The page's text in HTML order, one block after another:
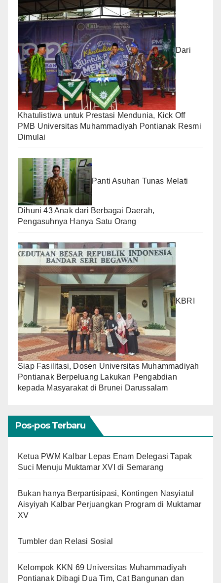
Dari
Khatulistiwa untuk Prestasi Mendunia, Kick Off
PMB Universitas Muhammadiyah Pontianak Resmi
Dimulai
Panti Asuhan Tunas Melati
Dihuni 43 Anak dari Berbagai Daerah,
Pengasuhnya Hanya Satu Orang
KBRI
Siap Fasilitasi, Dosen Universitas Muhammadiyah
Pontianak Berpeluang Lakukan Pengabdian
kepada Masyarakat di Brunei Darussalam
Pos-pos Terbaru
Ketua PWM Kalbar Lepas Enam Delegasi Tapak
Suci Menuju Muktamar XVI di Semarang
Bukan hanya Berpartisipasi, Kontingen Nasyiatul
Aisyiyah Kalbar Perjuangkan Program di Muktamar
XV
Tumbler dan Relasi Sosial
Kelompok KKN 69 Universitas Muhammadiyah
Pontianak Dibagi Dua Tim, Cat Bangunan dan